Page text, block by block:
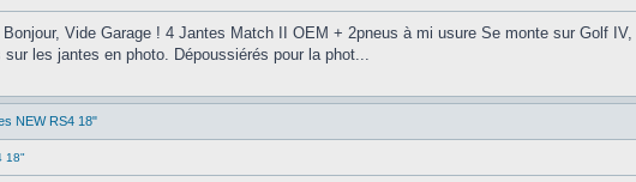
Vide Garage ! 4 Jantes Match II OEM + 2pneus à mi usure Se monte sur Golf
les jantes en photo. Dépoussiérés pour la phot...
NEW RS4 18"
18"